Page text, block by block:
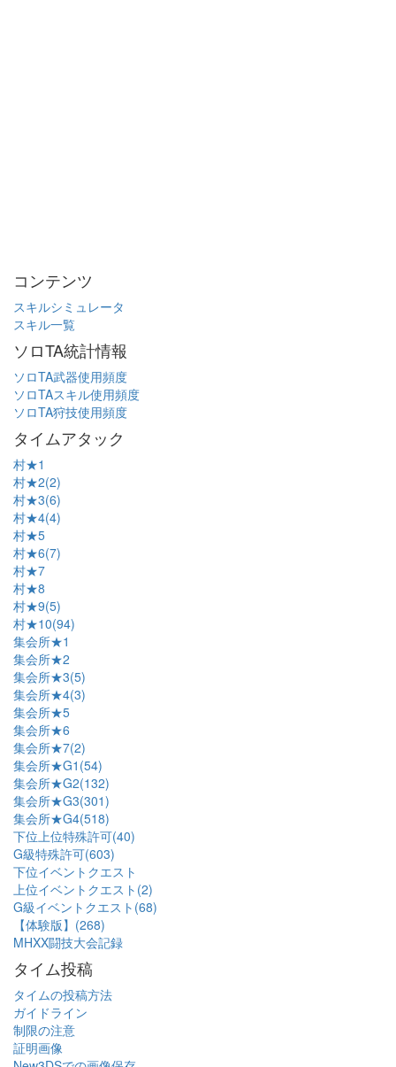
コンテンツ
スキルシミュレータ
スキル一覧
ソロTA統計情報
ソロTA武器使用頻度
ソロTAスキル使用頻度
ソロTA狩技使用頻度
タイムアタック
村★1
村★2(2)
村★3(6)
村★4(4)
村★5
村★6(7)
村★7
村★8
村★9(5)
村★10(94)
集会所★1
集会所★2
集会所★3(5)
集会所★4(3)
集会所★5
集会所★6
集会所★7(2)
集会所★G1(54)
集会所★G2(132)
集会所★G3(301)
集会所★G4(518)
下位上位特殊許可(40)
G級特殊許可(603)
下位イベントクエスト
上位イベントクエスト(2)
G級イベントクエスト(68)
【体験版】(268)
MHXX闘技大会記録
タイム投稿
タイムの投稿方法
ガイドライン
制限の注意
証明画像